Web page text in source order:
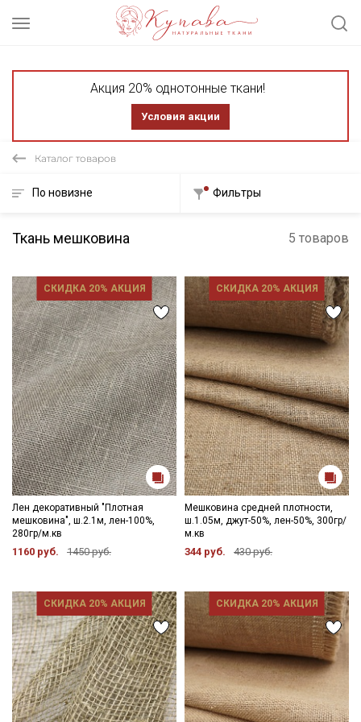
Акция 20% однотонные ткани!
Условия акции
Каталог товаров
По новизне Фильтры
Ткань мешковина 5 товаров
СКИДКА 20% АКЦИЯ
Лен декоративный "Плотная
мешковина", ш.2.1м, лен-100%,
280гр/м.кв
1160 руб. 1450 руб.
СКИДКА 20% АКЦИЯ
Мешковина средней плотности,
ш.1.05м, джут-50%, лен-50%, 300гр/
м.кв
344 руб. 430 руб.
СКИДКА 20% АКЦИЯ СКИДКА 20% АКЦИЯ